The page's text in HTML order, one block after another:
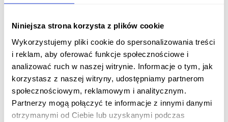
Niniejsza strona korzysta z plików cookie
Wykorzystujemy pliki cookie do spersonalizowania treści
i reklam, aby oferować funkcje społecznościowe i
analizować ruch w naszej witrynie. Informacje o tym, jak
korzystasz z naszej witryny, udostępniamy partnerom
społecznościowym, reklamowym i analitycznym.
Partnerzy mogą połączyć te informacje z innymi danymi
otrzymanymi od Ciebie lub uzyskanymi podczas
grzybicze zapalenie jamy ustnej i gardła
kaszel, chrypka, suchość w ustach,
zapalenie płuc (u chorych z POChP).
Rzadsze:
niepokój, bezsenność, bóle głowy,